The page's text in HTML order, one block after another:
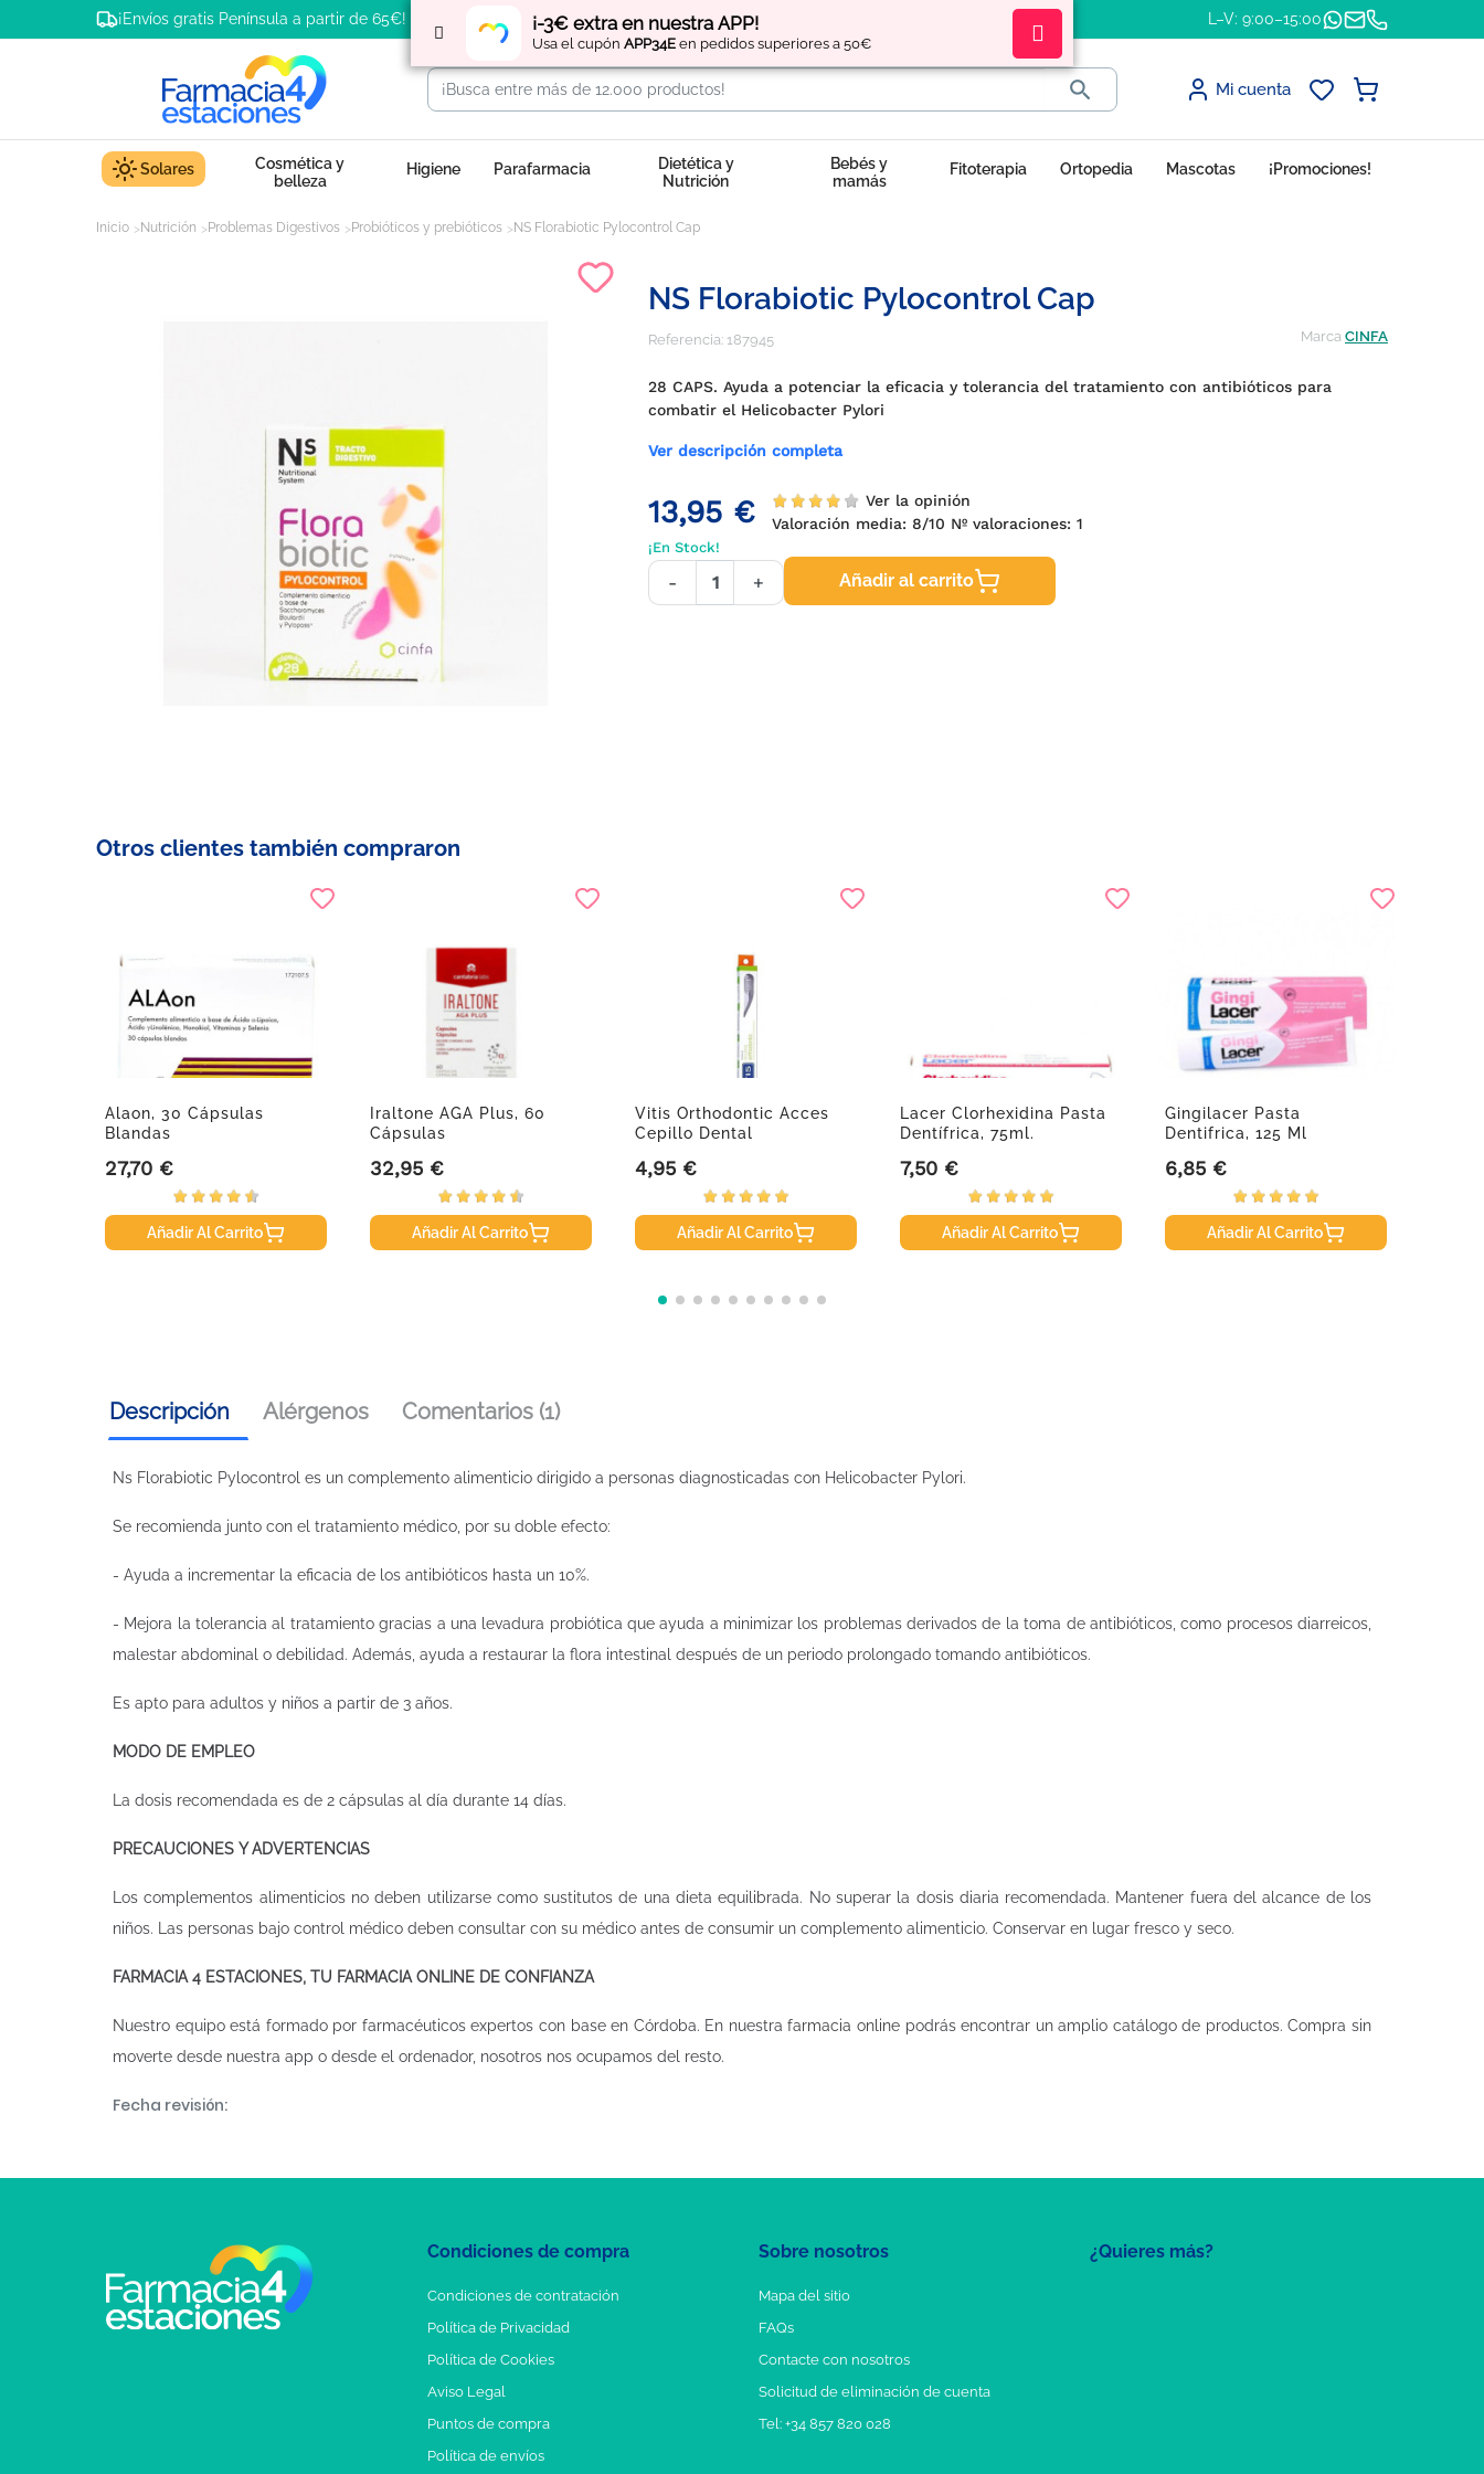
¡-3€ extra en nuestra APP!
Usa el cupón APP34E en pedidos superiores a 50€
¡Envíos gratis Península a partir de 65€! Regístratey obtén L–V: 9:00–15:00
 Mi cuenta
Solares
Cosmética y
belleza
Higiene Parafarmacia
Dietética y
Nutrición
Bebés y
mamás
Fitoterapia Ortopedia Mascotas ¡Promociones!
Inicio Nutrición Problemas Digestivos Probióticos y prebióticos NS Florabiotic Pylocontrol Cap
NS Florabiotic Pylocontrol Cap
Referencia: 187945 Marca CINFA
28 CAPS. Ayuda a potenciar la eficacia y tolerancia del tratamiento con antibióticos para
combatir el Helicobacter Pylori
Ver descripción completa
13,95 €
Ver la opinión
Valoración media: 8/10 Nº valoraciones:1
¡En Stock!
- + Añadir al carrito
Otros clientes también compraron
Alaon, 30 Cápsulas
Blandas
Precio
27,70 €
Añadir Al Carrito
Iraltone AGA Plus, 60
Cápsulas
Precio
32,95 €
Añadir Al Carrito
Vitis Orthodontic Acces
Cepillo Dental
Precio
4,95 €
Añadir Al Carrito
Lacer Clorhexidina Pasta
Dentífrica, 75ml.
Precio
7,50 €
Añadir Al Carrito
Gingilacer Pasta
Dentifrica, 125 Ml
Precio
6,85 €
Añadir Al Carrito
Descripción Alérgenos Comentarios (1)
Ns Florabiotic Pylocontrol es un complemento alimenticio dirigido a personas diagnosticadas con Helicobacter Pylori.
Se recomienda junto con el tratamiento médico, por su doble efecto:
- Ayuda a incrementar la eficacia de los antibióticos hasta un 10%.
- Mejora la tolerancia al tratamiento gracias a una levadura probiótica que ayuda a minimizar los problemas derivados de la toma de antibióticos, como procesos diarreicos,
malestar abdominal o debilidad. Además, ayuda a restaurar la flora intestinal después de un periodo prolongado tomando antibióticos.
Es apto para adultos y niños a partir de 3 años.
MODO DE EMPLEO
La dosis recomendada es de 2 cápsulas al día durante 14 días.
PRECAUCIONES Y ADVERTENCIAS
Los complementos alimenticios no deben utilizarse como sustitutos de una dieta equilibrada. No superar la dosis diaria recomendada. Mantener fuera del alcance de los
niños. Las personas bajo control médico deben consultar con su médico antes de consumir un complemento alimenticio. Conservar en lugar fresco y seco.
FARMACIA 4 ESTACIONES, TU FARMACIA ONLINE DE CONFIANZA
Nuestro equipo está formado por farmacéuticos expertos con base en Córdoba. En nuestrafarmacia onlinepodrás encontrar un amplio catálogo de productos. Compra sin
moverte desde nuestra app o desde el ordenador, nosotros nos ocupamos del resto.
Fecha revisión:
¿Quieres más?
Condiciones de compra
Condiciones de contratación
Política de Privacidad
Política de Cookies
Aviso Legal
Puntos de compra
Política de envíos
Sobre nosotros
Mapa del sitio
FAQs
Contacte con nosotros
Solicitud de eliminación de cuenta
Tel: +34 857 820 028